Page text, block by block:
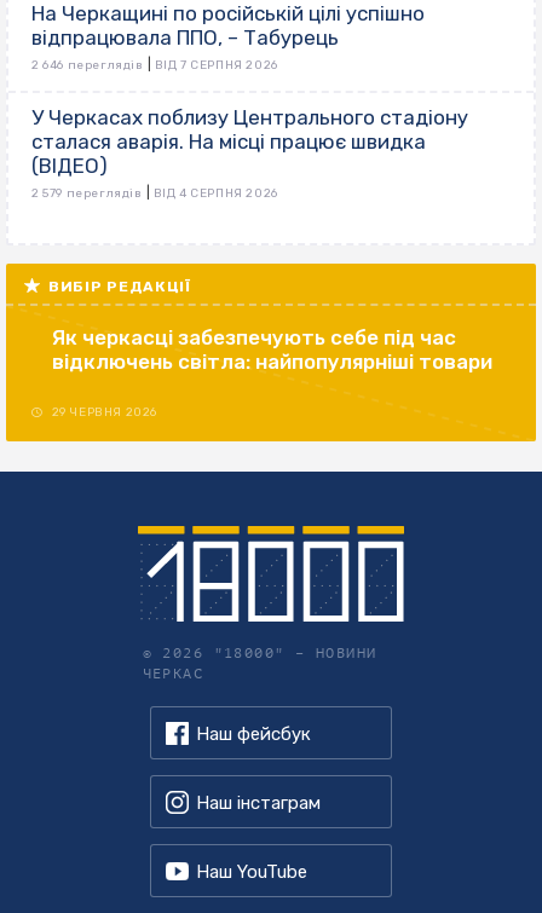
На Черкащині по російській цілі успішно
відпрацювала ППО, – Табурець
2 646 переглядів ВІД 7 СЕРПНЯ 2026
У Черкасах поблизу Центрального стадіону
сталася аварія. На місці працює швидка
(ВІДЕО)
2 579 переглядів ВІД 4 СЕРПНЯ 2026
ВИБІР РЕДАКЦІЇ
Як черкасці забезпечують себе під час
відключень світла: найпопулярніші товари
29 ЧЕРВНЯ 2026
© 2026 "18000" – НОВИНИ
ЧЕРКАС
Наш фейсбук
Наш інстаграм
Наш YouTube